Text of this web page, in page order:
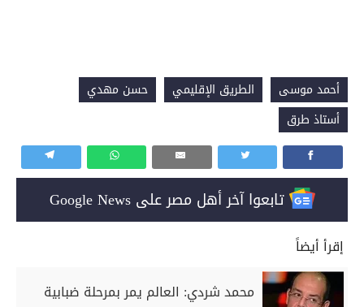
أحمد موسى الطريق الإقليمي
حسن مهدي
أستاذ طرق
تابعوا آخر أهل مصر على Google News
إقرأ أيضاً
محمد شردي: العالم يمر بمرحلة ضبابية